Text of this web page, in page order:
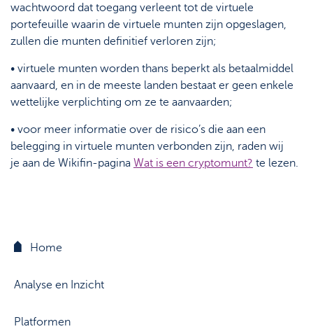
wachtwoord dat toegang verleent tot de virtuele
portefeuille waarin de virtuele munten zijn opgeslagen,
zullen die munten definitief verloren zijn;
• virtuele munten worden thans beperkt als betaalmiddel
aanvaard, en in de meeste landen bestaat er geen enkele
wettelijke verplichting om ze te aanvaarden;
• voor meer informatie over de risico’s die aan een
belegging in virtuele munten verbonden zijn, raden wij
je aan de Wikifin-pagina Wat is een cryptomunt? te lezen.
Home
Analyse en Inzicht
Platformen